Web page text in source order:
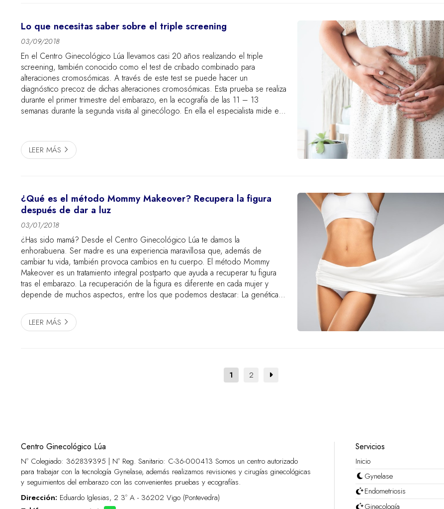
Lo que necesitas saber sobre el triple screening
03/09/2018
En el Centro Ginecológico Lúa llevamos casi 20 años realizando el triple
screening, también conocido como el test de cribado combinado para
alteraciones cromosómicas. A través de este test se puede hacer un
diagnóstico precoz de dichas alteraciones cromosómicas. Esta prueba se realiza
durante el primer trimestre del embarazo, en la ecografía de las 11 – 13
semanas durante la segunda visita al ginecólogo. En ella el especialista mide el
LEER MÁS
¿Qué es el método Mommy Makeover? Recupera la figura
después de dar a luz
03/01/2018
¿Has sido mamá? Desde el Centro Ginecológico Lúa te damos la
enhorabuena. Ser madre es una experiencia maravillosa que, además de
cambiar tu vida, también provoca cambios en tu cuerpo. El método Mommy
Makeover es un tratamiento integral postparto que ayuda a recuperar tu figura
tras el embarazo. La recuperación de la figura es diferente en cada mujer y
depende de muchos aspectos, entre los que podemos destacar: La genética.
LEER MÁS
1 2
Centro Ginecológico Lúa
Nº Colegiado: 362839395 | Nº Reg. Sanitario: C-36-000413 Somos un centro autorizado
para trabajar con la tecnología Gynelase, además realizamos revisiones y cirugías ginecológicas
y seguimientos del embarazo con las convenientes pruebas y ecografías.
Dirección: Eduardo Iglesias, 2 3º A - 36202 Vigo (Pontevedra)
Servicios
Inicio
Gynelase
Endometriosis
Ginecología